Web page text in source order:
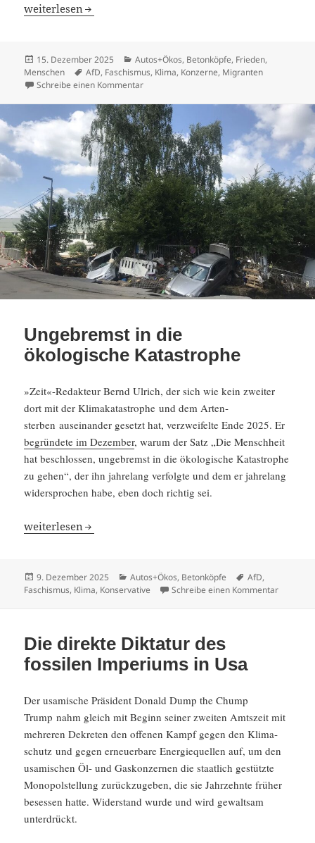
Der destruk­tive Komplex
weiter­lesen
Veröffentlicht
am
15. Dezember 2025 Kategorien
Autos+Ökos, Betonköpfe, Frieden,
Menschen
Schlagwörter
AfD, Faschismus, Klima, Konzerne, Migranten
Schreibe einen Kommentarzu Der destruktive Komplex
Ungebremst in die
ökologische Katastrophe
»Zeit«-Redakteur Bernd Ulrich, der sich wie kein zweiter
dort mit der Klima­ka­ta­strophe und dem Arten­
sterben ausein­ander gesetzt hat, verzwei­felte Ende 2025. Er
begrün­dete im Dezember, warum der Satz „Die Mensch­heit
hat beschlossen, ungebremst in die ökolo­gi­sche Katastrophe
zu gehen“, der ihn jahre­lang verfolgte und dem er jahre­lang
wider­spro­chen habe, eben doch richtig sei.
Ungebremst in die ökolo­gi­sche Katastrophe
weiter­lesen
Veröffentlicht
am
9. Dezember 2025 Kategorien
Autos+Ökos, Betonköpfe Schlagwörter
AfD,
Faschismus, Klima, Konservative Schreibe einen Kommentarzu
Die direkte Diktatur des
fossilen Imperiums in Usa
Der usami­sche Präsi­dent Donald Dump the Chump
Trump nahm gleich mit Beginn seiner zweiten Amtszeit mit
mehreren Dekreten den offenen Kampf gegen den Klima­
schutz und gegen erneu­er­bare Energie­quellen auf, um den
usami­schen Öl- und Gaskon­zernen die staat­lich gestützte
Monopol­stel­lung zurück­zu­geben, die sie Jahrzehnte früher
besessen hatte. Wider­stand wurde und wird gewaltsam
unter­drückt.